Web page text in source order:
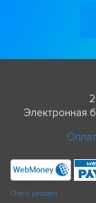
Электронная
Check passport